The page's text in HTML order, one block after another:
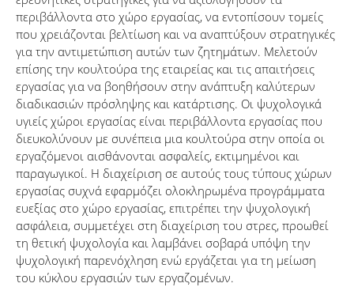
περιβάλλοντα στο χώρο εργασίας, να εντοπίσουν τομείς
που χρειάζονται βελτίωση και να αναπτύξουν στρατηγικές
για την αντιμετώπιση αυτών των ζητημάτων. Μελετούν
επίσης την κουλτούρα της εταιρείας και τις απαιτήσεις
εργασίας για να βοηθήσουν στην ανάπτυξη καλύτερων
διαδικασιών πρόσληψης και κατάρτισης. Οι ψυχολογικά
υγιείς χώροι εργασίας είναι περιβάλλοντα εργασίας που
διευκολύνουν με συνέπεια μια κουλτούρα στην οποία οι
εργαζόμενοι αισθάνονται ασφαλείς, εκτιμημένοι και
παραγωγικοί. Η διαχείριση σε αυτούς τους τύπους χώρων
εργασίας συχνά εφαρμόζει ολοκληρωμένα προγράμματα
ευεξίας στο χώρο εργασίας, επιτρέπει την ψυχολογική
ασφάλεια, συμμετέχει στη διαχείριση του στρες, προωθεί
τη θετική ψυχολογία και λαμβάνει σοβαρά υπόψη την
ψυχολογική παρενόχληση ενώ εργάζεται για τη μείωση
του κύκλου εργασιών των εργαζομένων.